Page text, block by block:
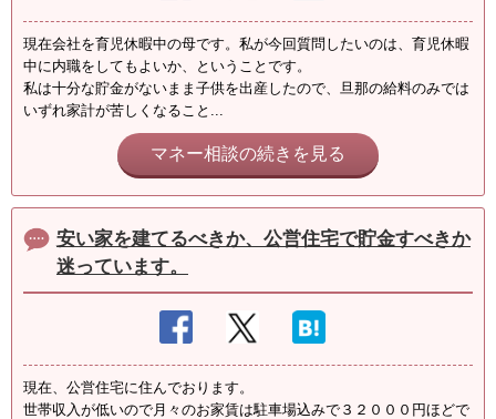
現在会社を育児休暇中の母です。私が今回質問したいのは、育児休暇
中に内職をしてもよいか、ということです。
私は十分な貯金がないまま子供を出産したので、旦那の給料のみでは
いずれ家計が苦しくなること...
マネー相談の続きを見る
安い家を建てるべきか、公営住宅で貯金すべきか
迷っています。
現在、公営住宅に住んでおります。
世帯収入が低いので月々のお家賃は駐車場込みで３２０００円ほどで